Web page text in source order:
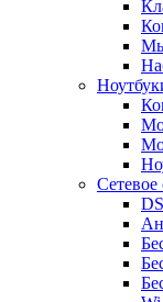
Сетевое